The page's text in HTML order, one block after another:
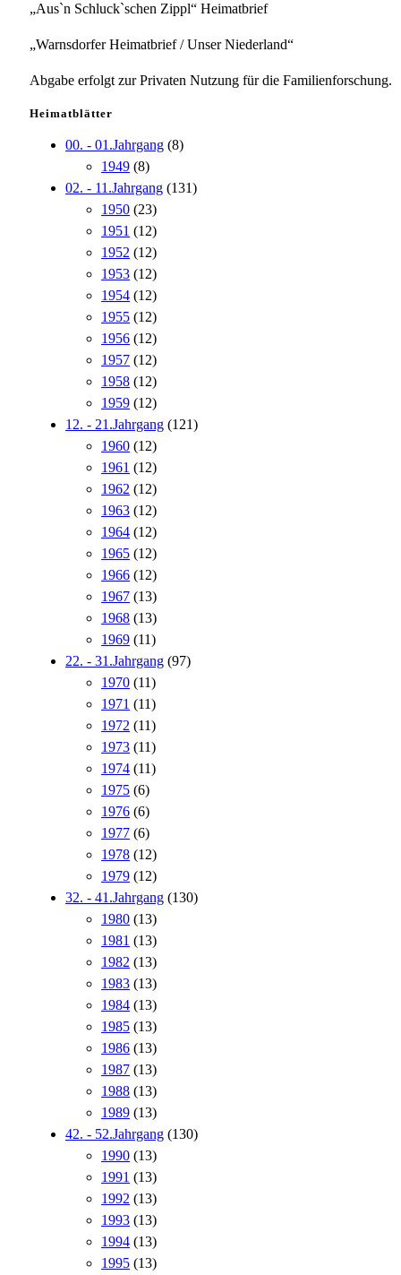
„Aus`n Schluck`schen Zippl“ Heimatbrief
„Warnsdorfer Heimatbrief / Unser Niederland“
Abgabe erfolgt zur Privaten Nutzung für die Familienforschung.
Heimatblätter
00. - 01.Jahrgang (8)
1949 (8)
02. - 11.Jahrgang (131)
1950 (23)
1951 (12)
1952 (12)
1953 (12)
1954 (12)
1955 (12)
1956 (12)
1957 (12)
1958 (12)
1959 (12)
12. - 21.Jahrgang (121)
1960 (12)
1961 (12)
1962 (12)
1963 (12)
1964 (12)
1965 (12)
1966 (12)
1967 (13)
1968 (13)
1969 (11)
22. - 31.Jahrgang (97)
1970 (11)
1971 (11)
1972 (11)
1973 (11)
1974 (11)
1975 (6)
1976 (6)
1977 (6)
1978 (12)
1979 (12)
32. - 41.Jahrgang (130)
1980 (13)
1981 (13)
1982 (13)
1983 (13)
1984 (13)
1985 (13)
1986 (13)
1987 (13)
1988 (13)
1989 (13)
42. - 52.Jahrgang (130)
1990 (13)
1991 (13)
1992 (13)
1993 (13)
1994 (13)
1995 (13)